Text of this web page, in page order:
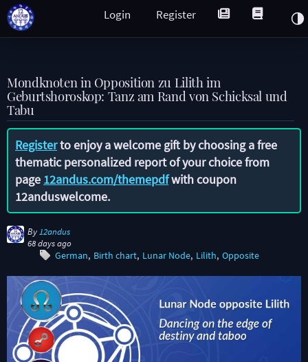
Register
Login
Mondknoten in Opposition zu Lilith im
Geburtshoroskop: Tanz am Rand von Schicksal und
Tabu
Registerto enjoy a welcome gift by choosing a free
thematic personalized report of your choice from
page 12andus.com/themepdfwith coupon
12anduswelcome.
By 12andus
68 days ago
German Birth chart Lunar Node Lilith Opposite